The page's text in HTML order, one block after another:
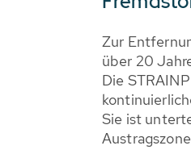
Zur
über 20
Die
Sie ist